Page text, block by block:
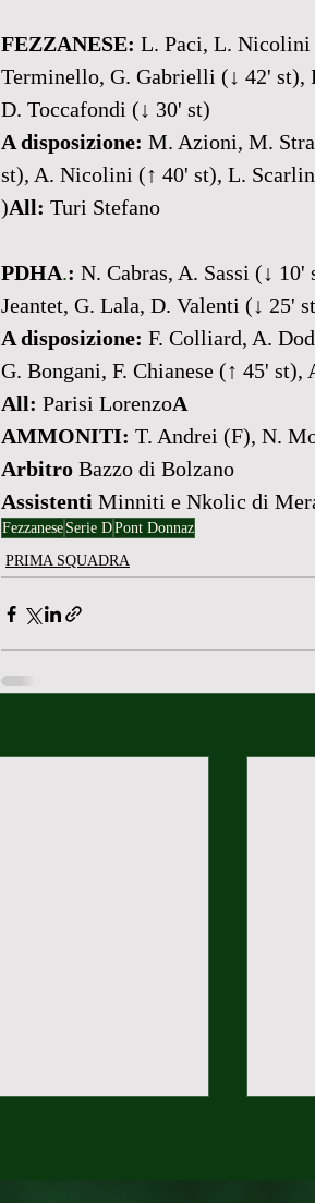
FEZZANESE: L. Paci, L. Nicolini
Terminello, G. Gabrielli (↓ 42' st),
D. Toccafondi (↓ 30' st)
A disposizione: M. Azioni, M.
st), A. Nicolini (↑ 40' st), L.
)All: Turi Stefano
PDHA.: N. Cabras, A. Sassi (↓
Jeantet, G. Lala, D. Valenti (↓ 25'
A disposizione: F. Colliard, A.
G. Bongani, F. Chianese (↑ 45'
All: Parisi LorenzoA
AMMONITI: T. Andrei (F), N.
Arbitro Bazzo di Bolzano
Assistenti Minniti e Nkolic di
Fezzanese Serie DPont Donnaz
PRIMA SQUADRA